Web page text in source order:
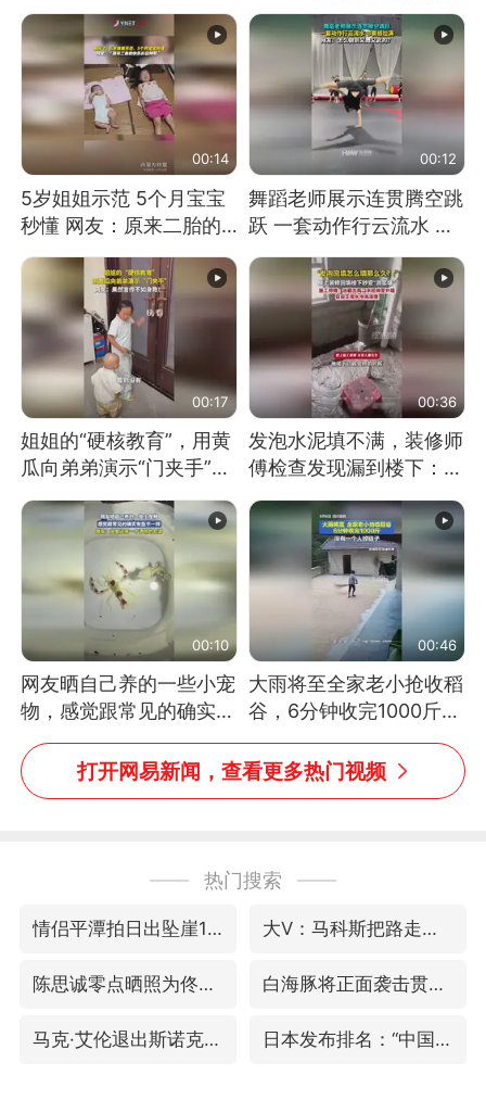
00:14
5岁姐姐示范 5个月宝宝
秒懂 网友：原来二胎的
快乐长这样
00:12
舞蹈老师展示连贯腾空跳
跃 一套动作行云流水 节
奏感拉满 网友：怎么做
到又舞又武的？
00:17
姐姐的“硬核教育”，用黄
瓜向弟弟演示“门夹手”，
网友：果然言传不如身
教！
00:36
发泡水泥填不满，装修师
傅检查发现漏到楼下：出
风口未延伸到外墙
00:10
网友晒自己养的一些小宠
物，感觉跟常见的确实有
些不一样
00:46
大雨将至全家老小抢收稻
谷，6分钟收完1000斤，
没有一个人掉链子
打开网易新闻，查看更多热门视频
热门搜索
情侣平潭拍日出坠崖1死1伤 大V：马科斯把路走绝了
陈思诚零点晒照为佟丽娅庆生 白海豚将正面袭击贯穿浙江
马克·艾伦退出斯诺克中国公开赛 日本发布排名：“中国第一，美日德韩英法居后”